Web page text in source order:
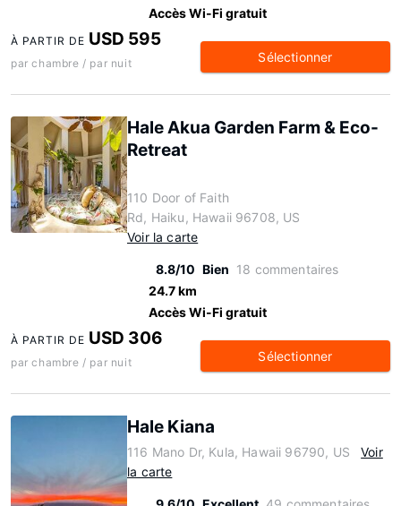
Accès Wi-Fi gratuit
À PARTIR DE USD 595
par chambre / par nuit Sélectionner
Hale Akua Garden Farm & Eco-
Retreat
110 Door of Faith
Rd, Haiku, Hawaii 96708, US
Voir la carte
8.8/10 Bien 18 commentaires
24.7 km
Accès Wi-Fi gratuit
À PARTIR DE USD 306
par chambre / par nuit Sélectionner
Hale Kiana
116 Mano Dr, Kula, Hawaii 96790, US
Voir
la carte